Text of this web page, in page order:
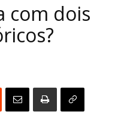
com dois